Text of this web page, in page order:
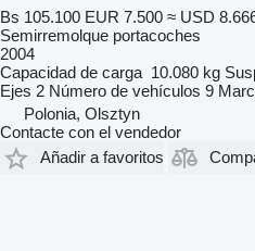
Bs 105.100 EUR 7.500 ≈ USD
Semirremolque portacoches
2004
Capacidad de carga 10.080 kg
Ejes 2 Número de vehículos 9
Polonia, Olsztyn
Contacte con el vendedor
Añadir a favoritos